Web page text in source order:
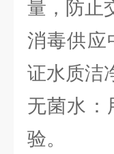
量，防止
消毒供应
证水质洁
无菌水：
验。